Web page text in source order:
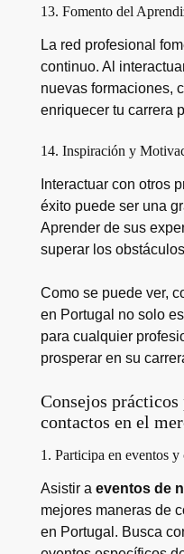
13. Fomento del
La red profesional
continuo. Al
nuevas formaciones,
enriquecer tu carrera
14. Inspiración y
Interactuar con otros
éxito puede ser una
Aprender de sus
superar los
Como se puede ver,
en Portugal no solo
para cualquier
prosperar en su
Consejos
contactos en el
1. Participa en eventos y
Asistir a eventos de
mejores maneras de
en Portugal. Busca